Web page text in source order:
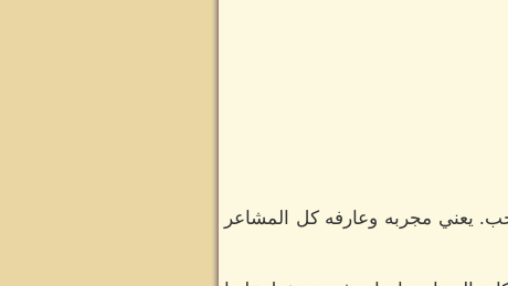
يعني مجربه وعارفه كل المشاعر